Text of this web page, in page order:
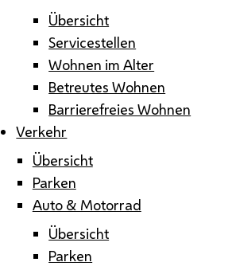
Übersicht
Servicestellen
Wohnen im Alter
Betreutes Wohnen
Barrierefreies Wohnen
Verkehr
Übersicht
Parken
Auto & Motorrad
Übersicht
Parken